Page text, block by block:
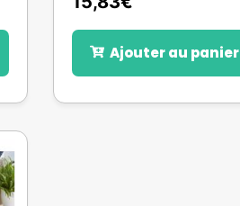
Ajouter au panier